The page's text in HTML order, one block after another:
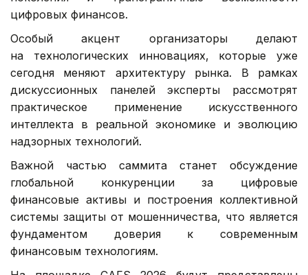
цифровых финансов.
Особый акцент организаторы делают
на технологических инновациях, которые уже
сегодня меняют архитектуру рынка. В рамках
дискуссионных панелей эксперты рассмотрят
практическое применение искусственного
интеллекта в реальной экономике и эволюцию
надзорных технологий.
Важной частью саммита станет обсуждение
глобальной конкуренции за цифровые
финансовые активы и построения коллективной
системы защиты от мошенничества, что является
фундаментом доверия к современным
финансовым технологиям.